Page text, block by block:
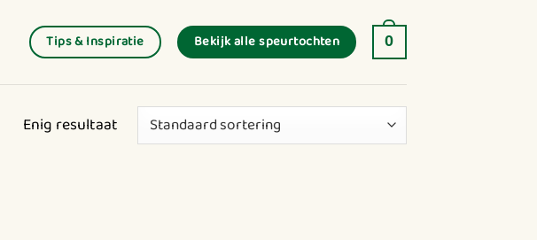
Tips & Inspiratie Bekijk alle speurtochten 0
Enig resultaat